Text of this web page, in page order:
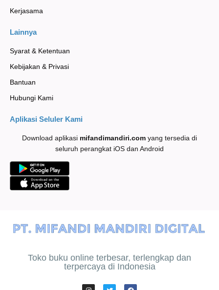
Kerjasama
Lainnya
Syarat & Ketentuan
Kebijakan & Privasi
Bantuan
Hubungi Kami
Aplikasi Seluler Kami
Download aplikasi mifandimandiri.com yang tersedia di
seluruh perangkat iOS dan Android
Toko buku online terbesar, terlengkap dan
terpercaya di Indonesia